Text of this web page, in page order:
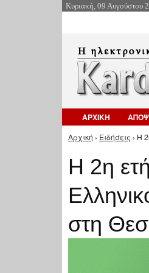
Κυριακή, 09 Αυγούστου
ΑΡΧΙΚΗ
Είστε εδώ
Αρχική › Ειδήσεις › Η
Η 2η
στη